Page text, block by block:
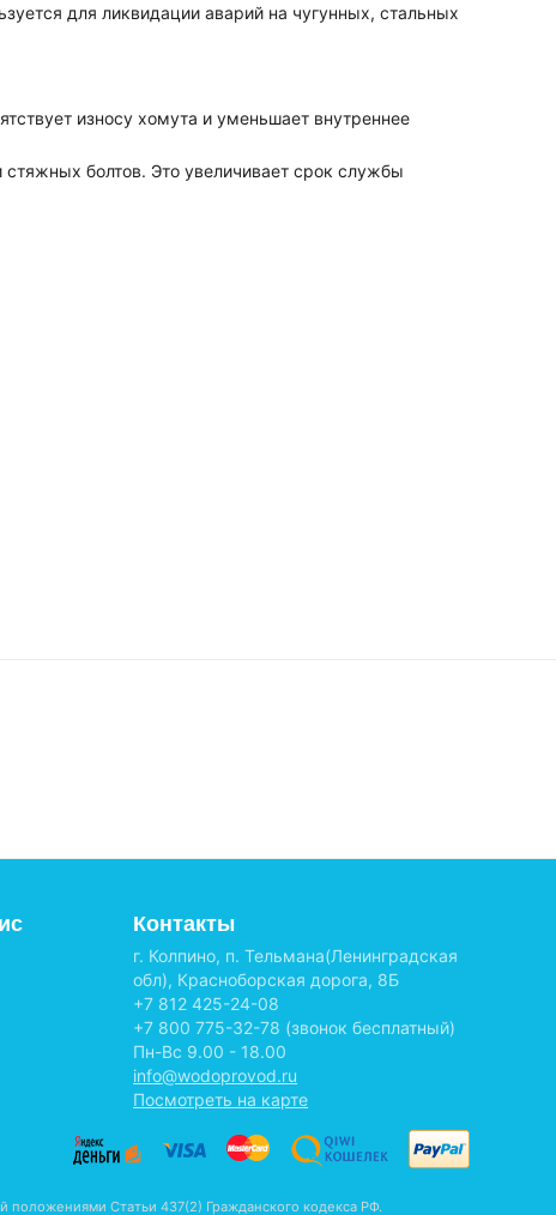
для ликвидации аварий на чугунных, стальных
износу хомута и уменьшает внутреннее
болтов. Это увеличивает срок службы
Контакты
г. Колпино, п. Тельмана(Ленинградская
обл), Красноборская дорога, 8Б
+7 812 425-24-08
+7 800 775-32-78 (звонок бесплатный)
Пн-Вс 9.00 - 18.00
info@wodoprovod.ru
Посмотреть на карте
положениями Статьи 437(2) Гражданского кодекса РФ.